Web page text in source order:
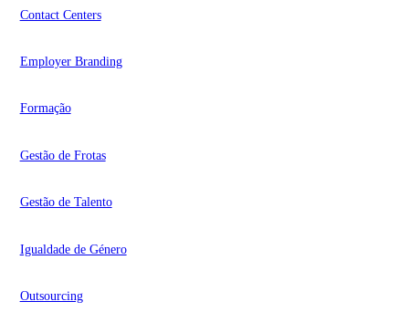
Contact Centers
Employer Branding
Formação
Gestão de Frotas
Gestão de Talento
Igualdade de Género
Outsourcing